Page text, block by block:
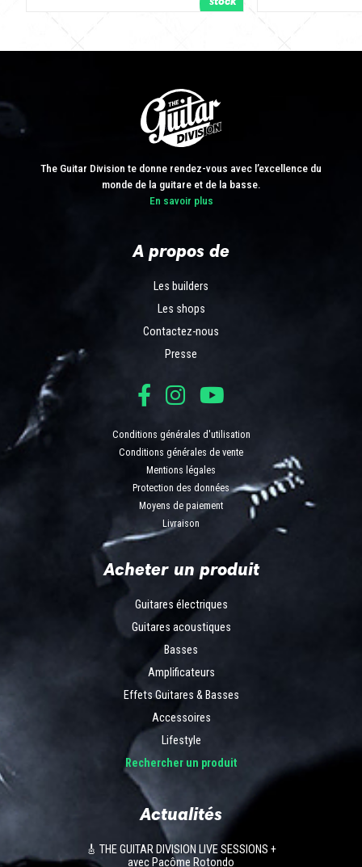
The Guitar Division te donne rendez-vous avec l’excellence du
monde de la guitare et de la basse.
En savoir plus
A propos de
Les builders
Les shops
Contactez-nous
Presse
Conditions générales d'utilisation
Conditions générales de vente
Mentions légales
Protection des données
Moyens de paiement
Livraison
Acheter un produit
Guitares électriques
Guitares acoustiques
Basses
Amplificateurs
Effets Guitares & Basses
Accessoires
Lifestyle
Rechercher un produit
Actualités
🎸 THE GUITAR DIVISION LIVE SESSIONS +
avec Pacôme Rotondo